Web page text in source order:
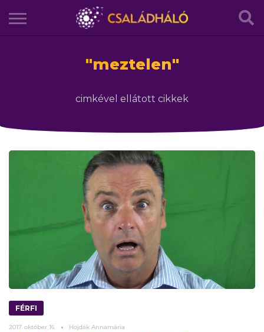
"meztelen"
cimkével ellátott cikkek
FÉRFI
2017. október 16. Hojdák Annamária